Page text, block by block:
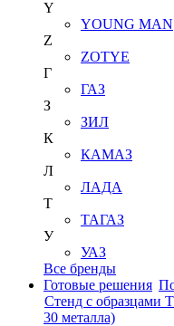
Y
YOUNG MAN
Z
ZOTYE
Г
ГАЗ
З
ЗИЛ
К
КАМАЗ
Л
ЛАДА
Т
ТАГАЗ
У
УАЗ
Все бренды
Готовые решения
Стенд с образцами
30 металла)